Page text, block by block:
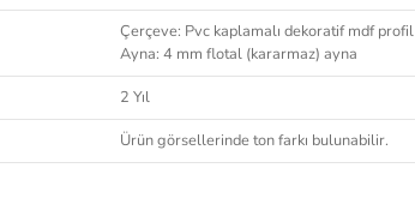
Çerçeve: Pvc kaplamalı dekoratif mdf profil
Ayna: 4 mm flotal (kararmaz) ayna
2 Yıl
Ürün görsellerinde ton farkı bulunabilir.